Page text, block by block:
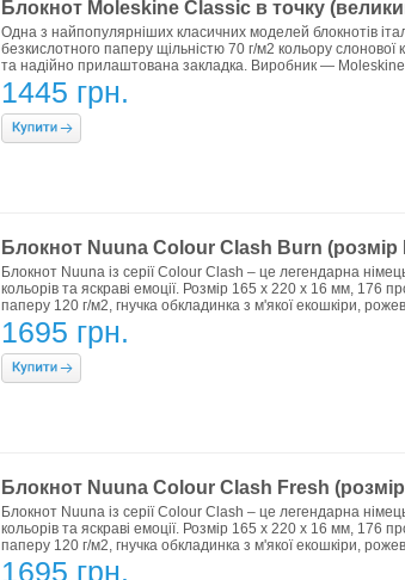
Блокнот Moleskine Classic в точку
Одна з найпопулярніших класичних моделей блокнотів
безкислотного паперу щільністю 70 г/м2 кольору
та надійно прилаштована закладка. Виробник — Moleskine
1445 грн.
Блокнот Nuuna Colour Clash Burn (розмір
Блокнот Nuuna із серії Colour Clash – це легендарна
кольорів та яскраві емоції. Розмір 165 x 220 x 16 мм, 176
паперу 120 г/м2, гнучка обкладинка з м'якої екошкіри,
1695 грн.
Блокнот Nuuna Colour Clash Fresh
Блокнот Nuuna із серії Colour Clash – це легендарна
кольорів та яскраві емоції. Розмір 165 x 220 x 16 мм, 176
паперу 120 г/м2, гнучка обкладинка з м'якої екошкіри,
1695 грн.